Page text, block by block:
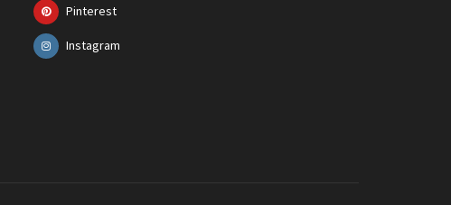
Pinterest
Instagram